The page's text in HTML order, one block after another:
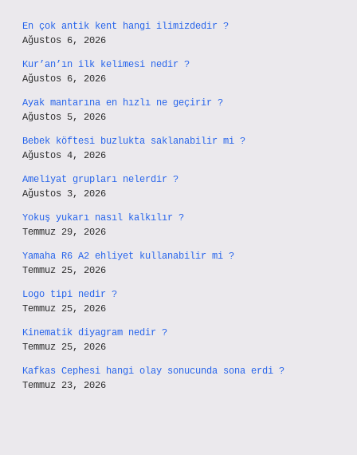
En çok antik kent hangi ilimizdedir ?
Ağustos 6, 2026
Kur’an’ın ilk kelimesi nedir ?
Ağustos 6, 2026
Ayak mantarına en hızlı ne geçirir ?
Ağustos 5, 2026
Bebek köftesi buzlukta saklanabilir mi ?
Ağustos 4, 2026
Ameliyat grupları nelerdir ?
Ağustos 3, 2026
Yokuş yukarı nasıl kalkılır ?
Temmuz 29, 2026
Yamaha R6 A2 ehliyet kullanabilir mi ?
Temmuz 25, 2026
Logo tipi nedir ?
Temmuz 25, 2026
Kinematik diyagram nedir ?
Temmuz 25, 2026
Kafkas Cephesi hangi olay sonucunda sona erdi ?
Temmuz 23, 2026